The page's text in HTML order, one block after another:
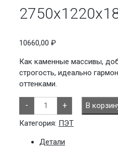
10660,00 ₽
Как каменные массивы,
строгость, идеально
оттенками.
-
Количество
товара
Панель
МДФ
PET
Бенталь/
серый,
+
В
Категория: ПЭТ
Детали